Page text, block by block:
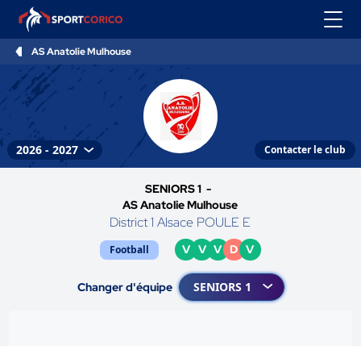
AS Anatolie Mulhouse
Contacter le club
SENIORS 1 -
AS Anatolie Mulhouse
District 1 Alsace POULE E
Football V V V D V
Changer d'équipe